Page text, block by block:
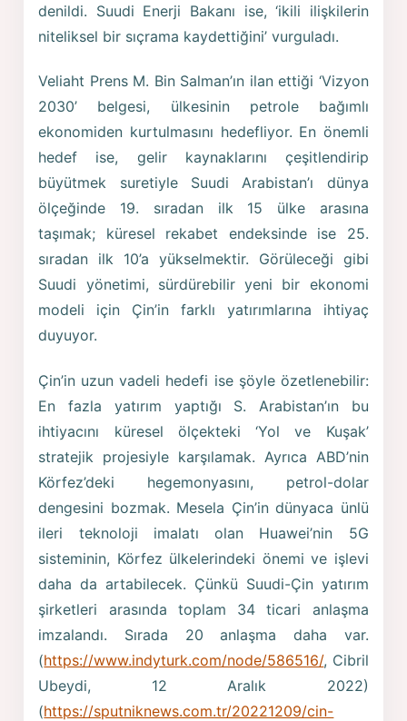
denildi. Suudi Enerji Bakanı ise, ‘ikili ilişkilerin
niteliksel bir sıçrama kaydettiğini’ vurguladı.
Veliaht Prens M. Bin Salman’ın ilan ettiği ‘Vizyon
2030’ belgesi, ülkesinin petrole bağımlı
ekonomiden kurtulmasını hedefliyor. En önemli
hedef ise, gelir kaynaklarını çeşitlendirip
büyütmek suretiyle Suudi Arabistan’ı dünya
ölçeğinde 19. sıradan ilk 15 ülke arasına
taşımak; küresel rekabet endeksinde ise 25.
sıradan ilk 10’a yükselmektir. Görüleceği gibi
Suudi yönetimi, sürdürebilir yeni bir ekonomi
modeli için Çin’in farklı yatırımlarına ihtiyaç
duyuyor.
Çin’in uzun vadeli hedefi ise şöyle özetlenebilir:
En fazla yatırım yaptığı S. Arabistan’ın bu
ihtiyacını küresel ölçekteki ‘Yol ve Kuşak’
stratejik projesiyle karşılamak. Ayrıca ABD’nin
Körfez’deki hegemonyasını, petrol-dolar
dengesini bozmak. Mesela Çin’in dünyaca ünlü
ileri teknoloji imalatı olan Huawei’nin 5G
sisteminin, Körfez ülkelerindeki önemi ve işlevi
daha da artabilecek. Çünkü Suudi-Çin yatırım
şirketleri arasında toplam 34 ticari anlaşma
imzalandı. Sırada 20 anlaşma daha var.
(https://www.indyturk.com/node/586516/, Cibril
Ubeydi, 12 Aralık 2022)
(https://sputniknews.com.tr/20221209/cin-